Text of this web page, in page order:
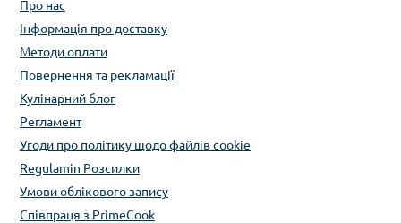
Про нас
Інформація про доставку
Методи оплати
Повернення та рекламації
Кулінарний блог
Регламент
Угоди про політику щодо файлів cookie
Regulamin Розсилки
Умови облікового запису
Співпраця з PrimeCook